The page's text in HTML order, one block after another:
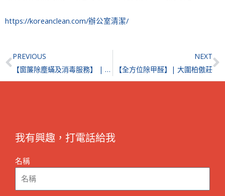
https://koreanclean.com/辦公室清潔/
Prev
PREVIOUS
【窗簾除塵蟎及消毒服務】 | 大埔海日灣
NEXT
【全方位除甲醛】| 大圍柏傲莊
我有興趣，打電話給我
名稱